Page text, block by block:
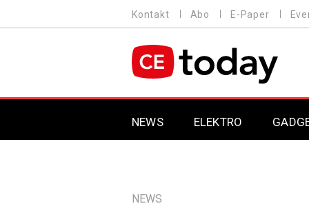
zum
MENU
Kontakt Abo E-Paper
MAIN NAVIGATION
NEWS ELEKTRO
NEWS